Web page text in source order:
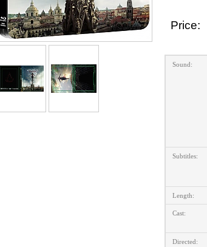
Price:
Sound:
Subtitles:
Length:
Cast:
Directed: